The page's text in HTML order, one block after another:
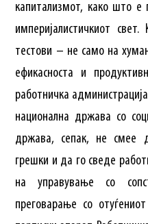
капитализмот, како што е
империјалистичкиот
тестови – не само на
ефикасноста и
работничка
национална држава со
држава, сепак, не смее
грешки и да го сведе
на управување со
преговарање со